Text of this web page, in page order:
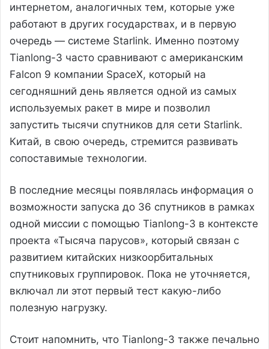
интернетом, аналогичных тем, которые уже
работают в других государствах, и в первую
очередь — системе Starlink. Именно поэтому
Tianlong-3 часто сравнивают с американским
Falcon 9 компании SpaceX, который на
сегодняшний день является одной из самых
используемых ракет в мире и позволил
запустить тысячи спутников для сети Starlink.
Китай, в свою очередь, стремится развивать
сопоставимые технологии.
В последние месяцы появлялась информация о
возможности запуска до 36 спутников в рамках
одной миссии с помощью Tianlong-3 в контексте
проекта «Тысяча парусов», который связан с
развитием китайских низкоорбитальных
спутниковых группировок. Пока не уточняется,
включал ли этот первый тест какую-либо
полезную нагрузку.
Стоит напомнить, что Tianlong-3 также печально